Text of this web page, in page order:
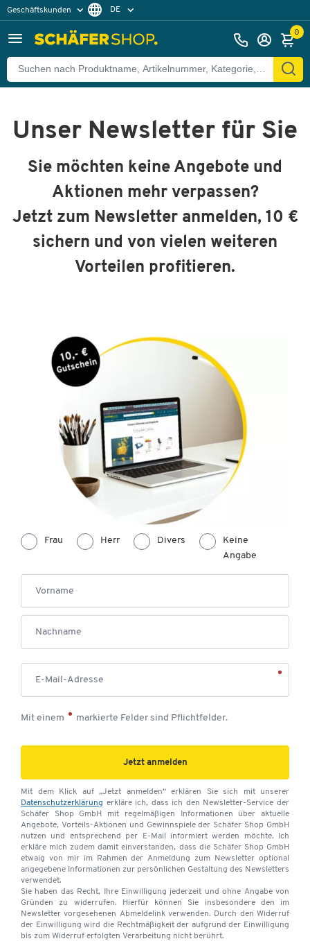
Geschäftskunden DE
0
Unser Newsletter für Sie
Sie möchten keine Angebote und
Aktionen mehr verpassen?
Jetzt zum Newsletter anmelden, 10 €
sichern und von vielen weiteren
Vorteilen profitieren.
Frau Herr Divers
Keine
Angabe
Vorname
Nachname
E-Mail-Adresse
Mit einem markierte Felder sind Pflichtfelder.
Jetzt anmelden
Mit dem Klick auf „Jetzt anmelden“ erklären Sie sich mit unserer
Datenschutzerklärung erkläre ich, dass ich den Newsletter-Service der
Schäfer Shop GmbH mit regelmäßigen Informationen über aktuelle
Angebote, Vorteils-Aktionen und Gewinnspiele der Schäfer Shop GmbH
nutzen und entsprechend per E-Mail informiert werden möchte. Ich
erkläre mich zudem damit einverstanden, dass die Schäfer Shop GmbH
etwaig von mir im Rahmen der Anmeldung zum Newsletter optional
angegebene Informationen zur persönlichen Gestaltung des Newsletters
verwendet.
Sie haben das Recht, Ihre Einwilligung jederzeit und ohne Angabe von
Gründen zu widerrufen. Hierfür können Sie insbesondere den im
Newsletter vorgesehenen Abmeldelink verwenden. Durch den Widerruf
der Einwilligung wird die Rechtmäßigkeit der aufgrund der Einwilligung
bis zum Widerruf erfolgten Verarbeitung nicht berührt.